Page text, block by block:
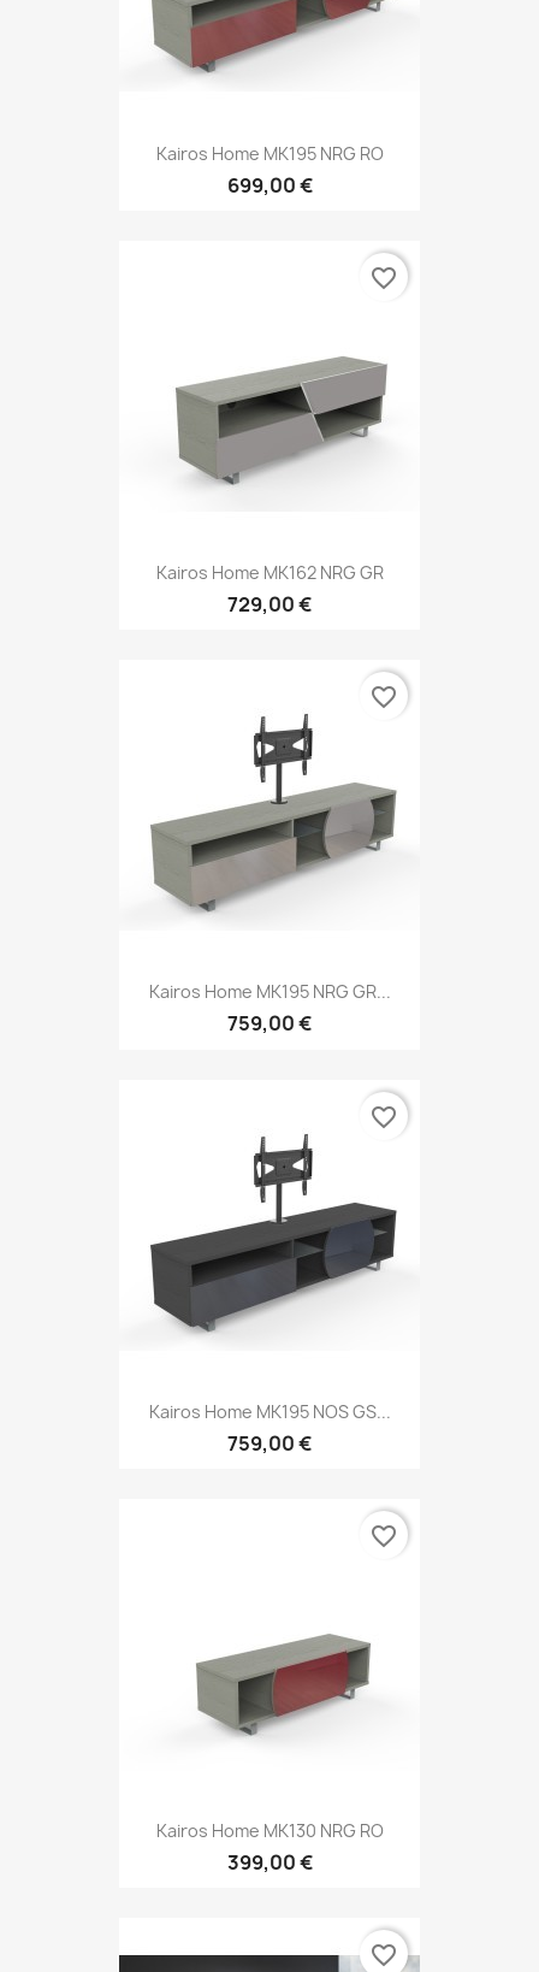
Kairos Home MK195 NRG RO
699,00 €
Kairos Home MK162 NRG GR
729,00 €
favorite_border
Kairos Home MK195 NRG GR...
759,00 €
favorite_border
Kairos Home MK195 NOS GS...
759,00 €
favorite_border
Kairos Home MK130 NRG RO
399,00 €
favorite_border
favorite_border